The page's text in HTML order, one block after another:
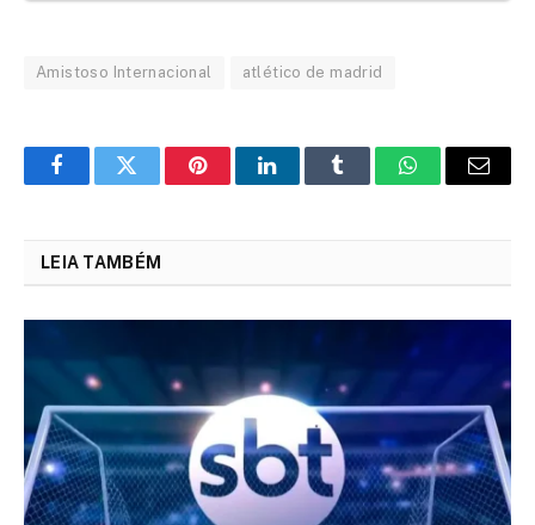
Amistoso Internacional atlético de madrid
FacebookTwitter PinterestLinkedInTumblr WhatsAppEmail
LEIA TAMBÉM